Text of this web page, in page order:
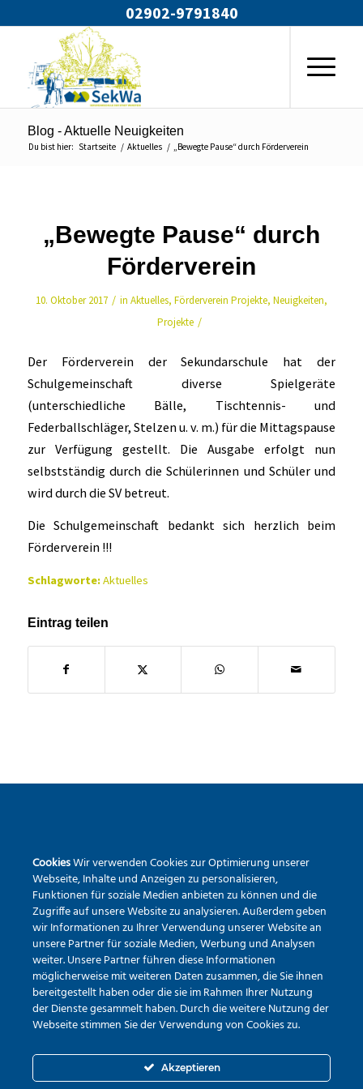
02902-9791840
Blog - Aktuelle Neuigkeiten
Du bist hier: Startseite / Aktuelles / „Bewegte Pause“ durch Förderverein
„Bewegte Pause“ durch
Förderverein
10. Oktober 2017 / in Aktuelles, Förderverein Projekte, Neuigkeiten,
Projekte /
Der Förderverein der Sekundarschule hat der
Schulgemeinschaft diverse Spielgeräte
(unterschiedliche Bälle, Tischtennis- und
Federballschläger, Stelzen u. v. m.) für die Mittagspause
zur Verfügung gestellt. Die Ausgabe erfolgt nun
selbstständig durch die Schülerinnen und Schüler und
wird durch die SV betreut.
Die Schulgemeinschaft bedankt sich herzlich beim
Förderverein !!!
Schlagworte:Aktuelles
Eintrag teilen
Pietrapaola-Platz 4
59581 Warstein
Tel.:02902 – 9791840
Erreichbarkeit via Mail
CookiesWir verwenden Cookies zur Optimierung unserer
Webseite, Inhalte und Anzeigen zu personalisieren,
Funktionen für soziale Medien anbieten zu können und die
Zugriffe auf unsere Website zu analysieren. Außerdem geben
wir Informationen zu Ihrer Verwendung unserer Website an
unsere Partner für soziale Medien, Werbung und Analysen
weiter. Unsere Partner führen diese Informationen
möglicherweise mit weiteren Daten zusammen, die Sie ihnen
bereitgestellt haben oder die sie im Rahmen Ihrer Nutzung
der Dienste gesammelt haben. Durch die weitere Nutzung der
Webseite stimmen Sie der Verwendung von Cookies zu.
Akzeptieren